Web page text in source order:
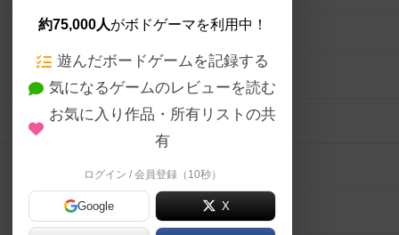
約75,000人がボドゲーマを利用中！
遊んだボードゲームを記録する
気になるゲームのレビューを読む
お気に入り作品・所有リストの共
有
ログイン / 会員登録（10秒）
Google X
ボードゲームの新着レビュー
ボードゲーム会情報
メカニクス特集
掲示板・トピックス
ボドとも・会員一覧